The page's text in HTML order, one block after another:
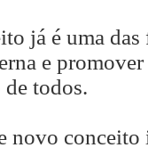
já é uma
e
de todos.
novo